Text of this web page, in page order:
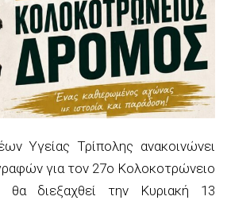
Υγείας Τρίπολης ανακοινώνει
για τον 27ο Κολοκοτρώνειο
διεξαχθεί την Κυριακή 13